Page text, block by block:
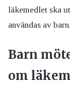
läkemedlet ska
användas av barn.
Barn
om